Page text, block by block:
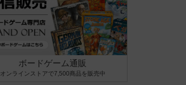
ボードゲーム通販
オンラインストアで7,500商品を販売中